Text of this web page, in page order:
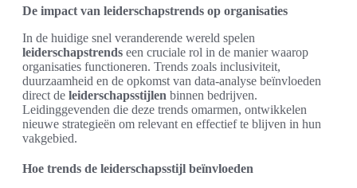
De impact van leiderschapstrends op organisaties
In de huidige snel veranderende wereld spelen
leiderschapstrends een cruciale rol in de manier waarop
organisaties functioneren. Trends zoals inclusiviteit,
duurzaamheid en de opkomst van data-analyse beïnvloeden
direct de leiderschapsstijlen binnen bedrijven.
Leidinggevenden die deze trends omarmen, ontwikkelen
nieuwe strategieën om relevant en effectief te blijven in hun
vakgebied.
Hoe trends de leiderschapsstijl beïnvloeden